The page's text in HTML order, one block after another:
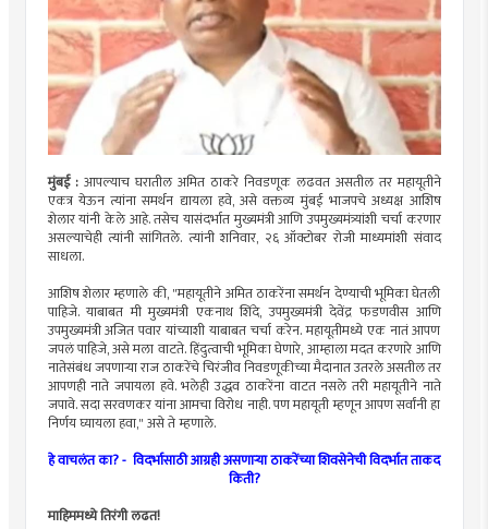
मुंबई :आपल्याच घरातील अमित ठाकरे निवडणूक लढवत असतील तर महायूतीने
एकत्र येऊन त्यांना समर्थन द्यायला हवे, असे वक्तव्य मुंबई भाजपचे अध्यक्ष आशिष
शेलार यांनी केले आहे. तसेच यासंदर्भात मुख्यमंत्री आणि उपमुख्यमंत्र्यांशी चर्चा करणार
असल्याचेही त्यांनी सांगितले. त्यांनी शनिवार, २६ ऑक्टोबर रोजी माध्यमांशी संवाद
साधला.
आशिष शेलार म्हणाले की, "महायूतीने अमित ठाकरेंना समर्थन देण्याची भूमिका घेतली
पाहिजे. याबाबत मी मुख्यमंत्री एकनाथ शिंदे, उपमुख्यमंत्री देवेंद्र फडणवीस आणि
उपमुख्यमंत्री अजित पवार यांच्याशी याबाबत चर्चा करेन. महायूतीमध्ये एक नातं आपण
जपलं पाहिजे, असे मला वाटते. हिंदुत्वाची भूमिका घेणारे, आम्हाला मदत करणारे आणि
नातेसंबंध जपणाऱ्या राज ठाकरेंचे चिरंजीव निवडणूकीच्या मैदानात उतरले असतील तर
आपणही नाते जपायला हवे. भलेही उद्धव ठाकरेंना वाटत नसले तरी महायूतीने नाते
जपावे. सदा सरवणकर यांना आमचा विरोध नाही. पण महायूती म्हणून आपण सर्वांनी हा
निर्णय घ्यायला हवा," असे ते म्हणाले.
हे वाचलंत का? - विदर्भासाठी आग्रही असणाऱ्या ठाकरेंच्या शिवसेनेची विदर्भात ताकद
किती?
माहिममध्ये तिरंगी लढत!